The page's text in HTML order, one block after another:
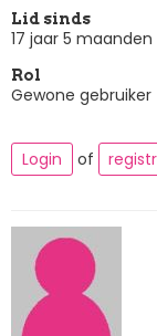
Lid sinds
17 jaar 5 maanden
Rol
Gewone gebruiker
Login of